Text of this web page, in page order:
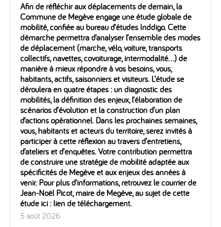
Afin de réfléchir aux déplacements de demain, la
Commune de Megève engage une étude globale de
mobilité, confiée au bureau d’études Inddigo. Cette
démarche permettra d’analyser l’ensemble des modes
de déplacement (marche, vélo, voiture, transports
collectifs, navettes, covoiturage, intermodalité…) de
manière à mieux répondre à vos besoins, vous,
habitants, actifs, saisonniers et visiteurs. L’étude se
déroulera en quatre étapes : un diagnostic des
mobilités, la définition des enjeux, l’élaboration de
scénarios d’évolution et la construction d’un plan
d’actions opérationnel. Dans les prochaines semaines,
vous, habitants et acteurs du territoire, serez invités à
participer à cette réflexion au travers d’entretiens,
d’ateliers et d’enquêtes. Votre contribution permettra
de construire une stratégie de mobilité adaptée aux
spécificités de Megève et aux enjeux des années à
venir. Pour plus d’informations, retrouvez le courrier de
Jean-Noël Picot, maire de Megève, au sujet de cette
étude ici : lien de téléchargement.
5 août 2026